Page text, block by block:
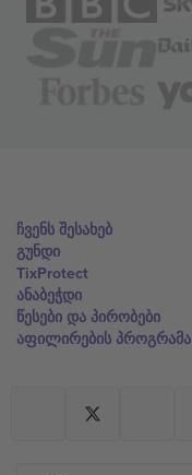
ჩვენს შესახებ
გუნდი
TixProtect
ანაბეჭდი
წესები და პირობები
აფილირების პროგრამა